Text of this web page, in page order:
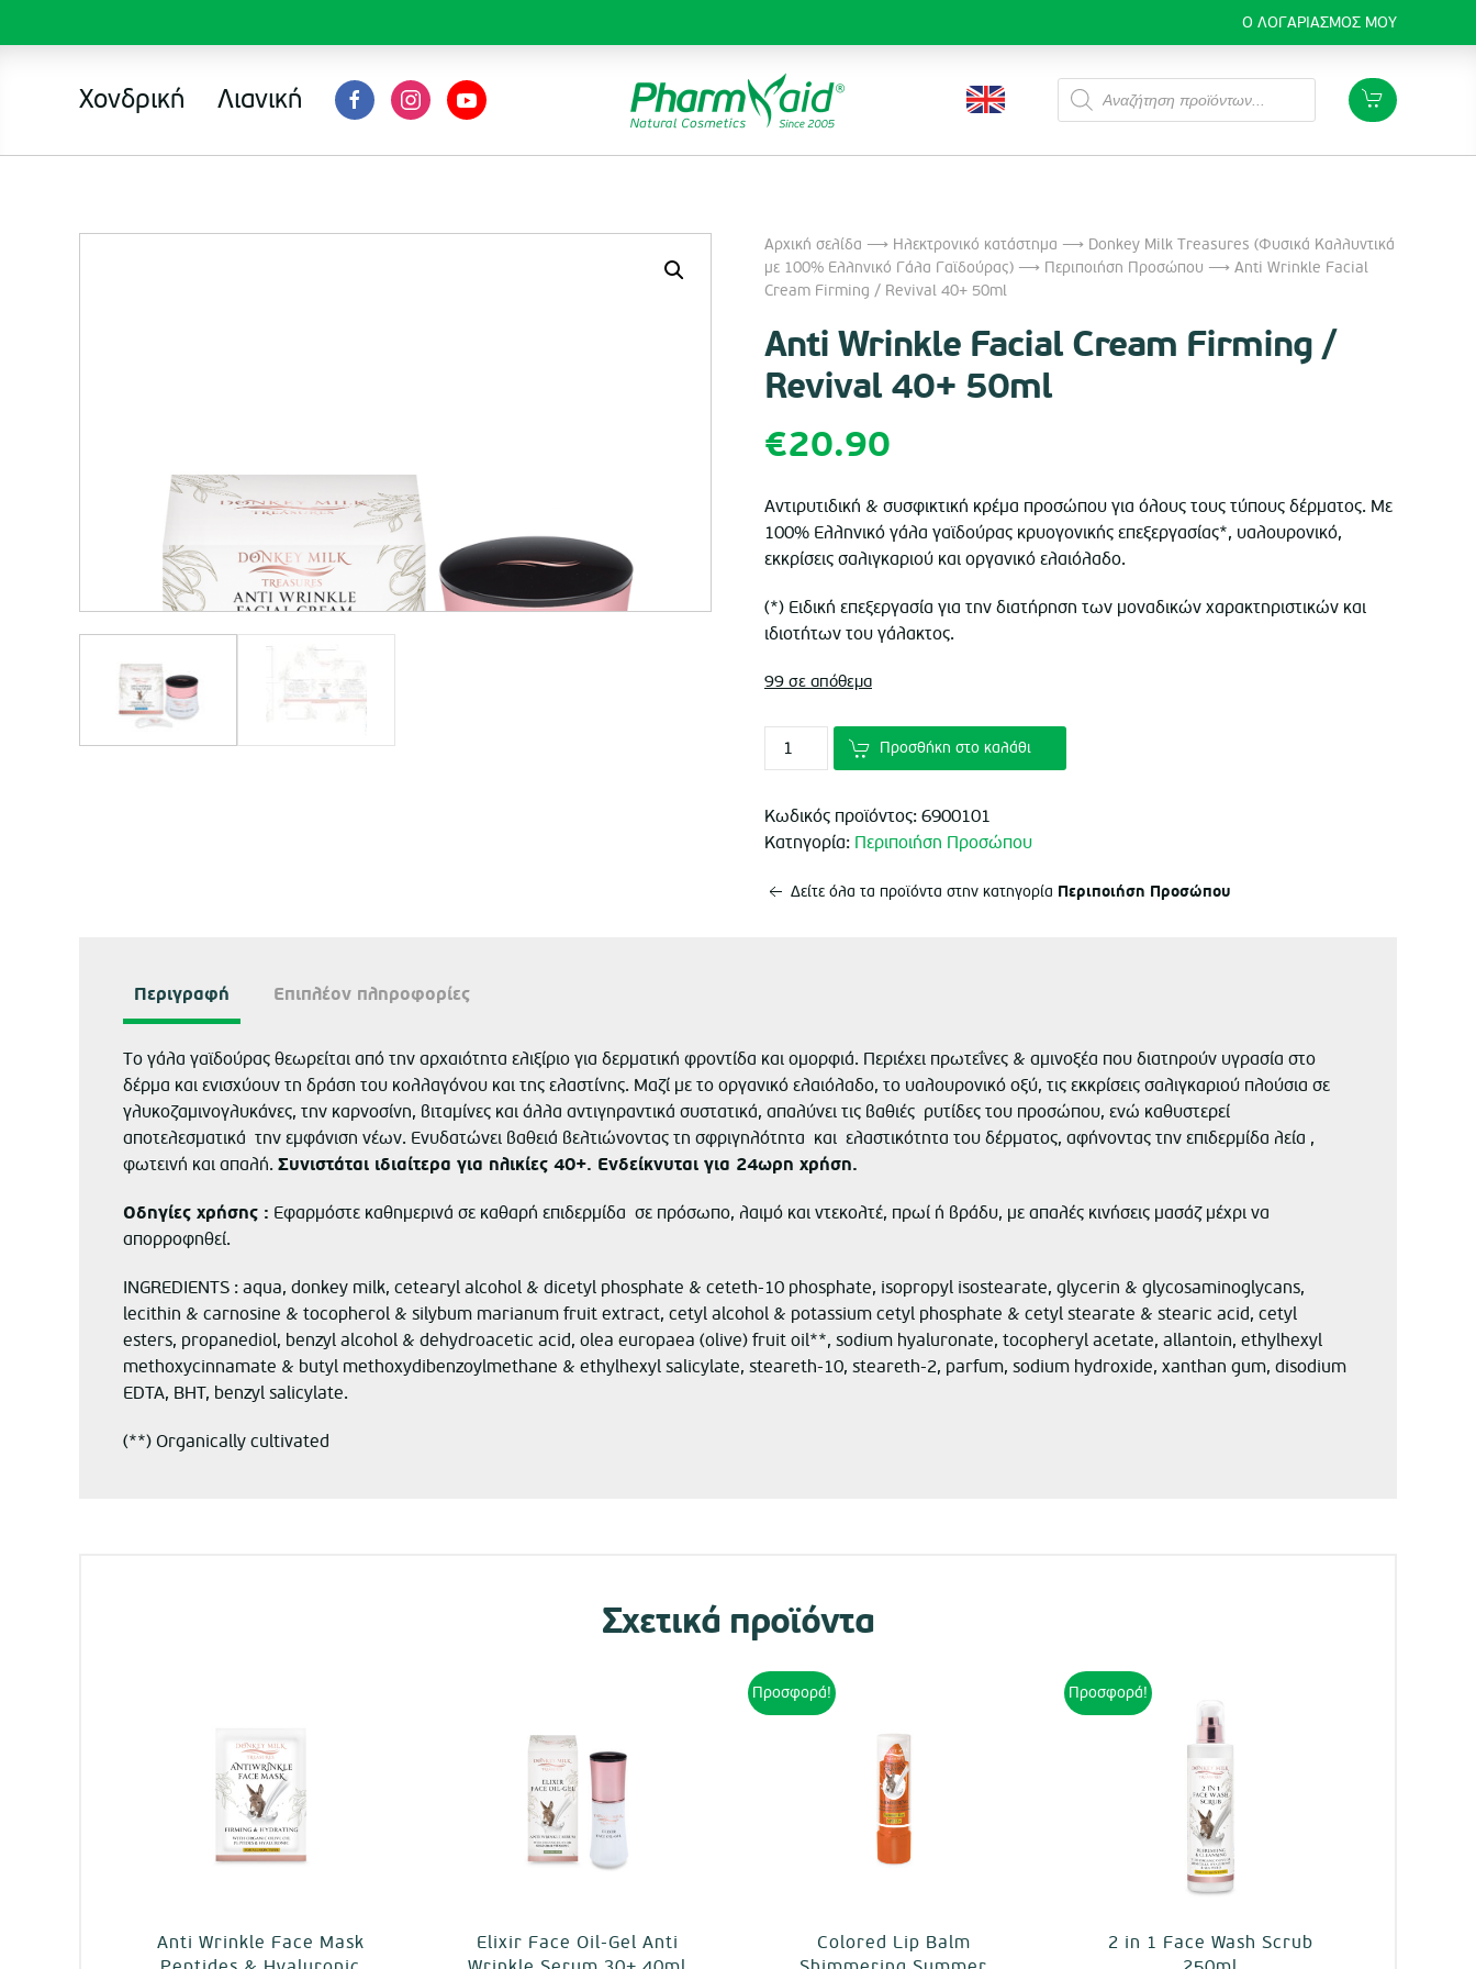
Ο ΛΟΓΑΡΙΑΣΜΌΣ ΜΟΥ
Χονδρική Λιανική
Products
search
Αρχική σελίδα ⟶ Ηλεκτρονικό κατάστημα ⟶ Donkey Milk Treasures (Φυσικά Καλλυντικά
με 100% Ελληνικό Γάλα Γαϊδoύρας) ⟶ Περιποιήση Προσώπου ⟶ Anti Wrinkle Facial
Cream Firming / Revival 40+ 50ml
Anti Wrinkle Facial Cream Firming /
Revival 40+ 50ml
€20.90
Αντιρυτιδική & συσφικτική κρέμα προσώπου για όλους τους τύπους δέρματος. Με
100% Ελληνικό γάλα γαϊδούρας κρυογονικής επεξεργασίας*, υαλουρονικό,
εκκρίσεις σαλιγκαριού και οργανικό ελαιόλαδο.
(*) Ειδική επεξεργασία για την διατήρηση των μοναδικών χαρακτηριστικών και
ιδιοτήτων του γάλακτος.
99 σε απόθεμα
Προσθήκη στο καλάθι
Κωδικός προϊόντος: 6900101
Κατηγορία: Περιποιήση Προσώπου
Δείτε όλα τα προϊόντα στην κατηγορία Περιποιήση Προσώπου
Περιγραφή Επιπλέον πληροφορίες
Το γάλα γαϊδούρας θεωρείται από την αρχαιότητα ελιξίριο για δερματική φροντίδα και ομορφιά. Περιέχει πρωτεΐνες & αμινοξέα που διατηρούν υγρασία στο
δέρμα και ενισχύουν τη δράση του κολλαγόνου και της ελαστίνης. Μαζί με το οργανικό ελαιόλαδο, το υαλουρονικό οξύ, τις εκκρίσεις σαλιγκαριού πλούσια σε
γλυκοζαμινογλυκάνες, την καρνοσίνη, βιταμίνες και άλλα αντιγηραντικά συστατικά, απαλύνει τις βαθιές ρυτίδες του προσώπου, ενώ καθυστερεί
αποτελεσματικά την εμφάνιση νέων. Ενυδατώνει βαθειά βελτιώνοντας τη σφριγηλότητα και ελαστικότητα του δέρματος, αφήνοντας την επιδερμίδα λεία ,
φωτεινή και απαλή. Συνιστάται ιδιαίτερα για ηλικίες 40+. Ενδείκνυται για 24ωρη χρήση.
Οδηγίες χρήσης : Εφαρμόστε καθημερινά σε καθαρή επιδερμίδα σε πρόσωπο, λαιμό και ντεκολτέ, πρωί ή βράδυ, με απαλές κινήσεις μασάζ μέχρι να
απορροφηθεί.
INGREDIENTS : aqua, donkey milk, cetearyl alcohol & dicetyl phosphate & ceteth-10 phosphate, isopropyl isostearate, glycerin & glycosaminoglycans,
lecithin & carnosine & tocopherol & silybum marianum fruit extract, cetyl alcohol & potassium cetyl phosphate & cetyl stearate & stearic acid, cetyl
esters, propanediol, benzyl alcohol & dehydroacetic acid, olea europaea (olive) fruit oil**, sodium hyaluronate, tocopheryl acetate, allantoin, ethylhexyl
methoxycinnamate & butyl methoxydibenzoylmethane & ethylhexyl salicylate, steareth-10, steareth-2, parfum, sodium hydroxide, xanthan gum, disodium
EDTA, BHT, benzyl salicylate.
(**) Organically cultivated
Σχετικά προϊόντα
Anti Wrinkle Face Mask
Elixir Face Oil-Gel Anti
Προσφορά!
Colored Lip Balm
Προσφορά!
2 in 1 Face Wash Scrub